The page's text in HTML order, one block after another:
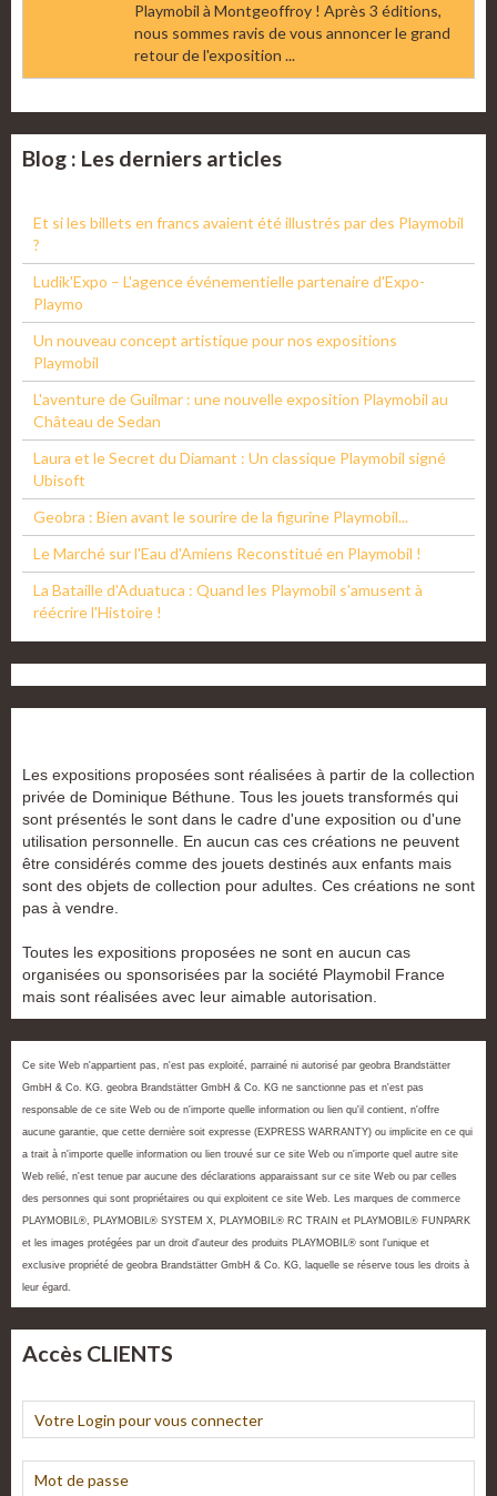
Playmobil à Montgeoffroy ! Après 3 éditions,
nous sommes ravis de vous annoncer le grand
retour de l'exposition ...
Blog : Les derniers articles
Et si les billets en francs avaient été illustrés par des Playmobil
?
Ludik'Expo – L'agence événementielle partenaire d'Expo-
Playmo
Un nouveau concept artistique pour nos expositions
Playmobil
L'aventure de Guilmar : une nouvelle exposition Playmobil au
Château de Sedan
Laura et le Secret du Diamant : Un classique Playmobil signé
Ubisoft
Geobra : Bien avant le sourire de la figurine Playmobil...
Le Marché sur l'Eau d'Amiens Reconstitué en Playmobil !
La Bataille d'Aduatuca : Quand les Playmobil s'amusent à
réécrire l'Histoire !
Les expositions proposées sont réalisées à partir de la collection
privée de Dominique Béthune. Tous les jouets transformés qui
sont présentés le sont dans le cadre d'une exposition ou d'une
utilisation personnelle. En aucun cas ces créations ne peuvent
être considérés comme des jouets destinés aux enfants mais
sont des objets de collection pour adultes. Ces créations ne sont
pas à vendre.
Toutes les expositions proposées ne sont en aucun cas
organisées ou sponsorisées par la société Playmobil France
mais sont réalisées avec leur aimable autorisation.
Ce site Web n'appartient pas, n'est pas exploité, parrainé ni autorisé par geobra Brandstätter
GmbH & Co. KG. geobra Brandstätter GmbH & Co. KG ne sanctionne pas et n'est pas
responsable de ce site Web ou de n'importe quelle information ou lien qu'il contient, n'offre
aucune garantie, que cette dernière soit expresse (EXPRESS WARRANTY) ou implicite en ce qui
a trait à n'importe quelle information ou lien trouvé sur ce site Web ou n'importe quel autre site
Web relié, n'est tenue par aucune des déclarations apparaissant sur ce site Web ou par celles
des personnes qui sont propriétaires ou qui exploitent ce site Web. Les marques de commerce
PLAYMOBIL®, PLAYMOBIL® SYSTEM X, PLAYMOBIL® RC TRAIN et PLAYMOBIL® FUNPARK
et les images protégées par un droit d'auteur des produits PLAYMOBIL® sont l'unique et
exclusive propriété de geobra Brandstätter GmbH & Co. KG, laquelle se réserve tous les droits à
leur égard.
Accès CLIENTS